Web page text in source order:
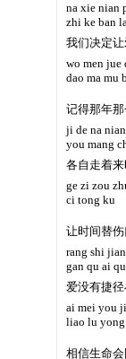
na xie nian
zhi ke ban
我们决定
wo men jue
dao ma mu
记得那年
ji de na
you mang
各自走着
ge zi zou
ci tong ku
让时间替
rang shi
gan qu ai
爱没有捷
ai mei you
liao lu
相信生命